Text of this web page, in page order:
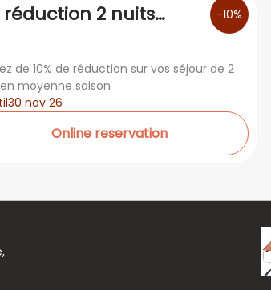
réduction 2 nuits
-10%
de 10% de réduction sur vos séjour de 2
moyenne saison
30 nov 26
Online reservation